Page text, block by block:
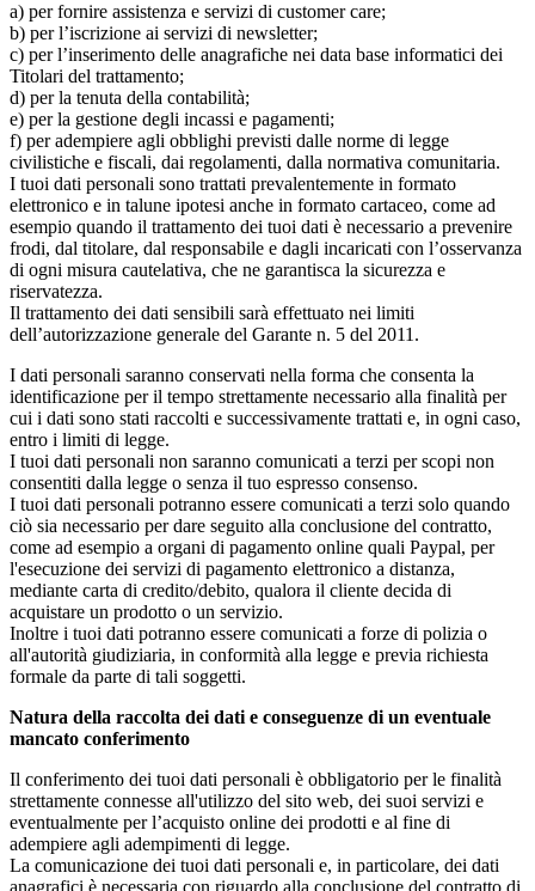
a) per fornire assistenza e servizi di customer care;
b) per l’iscrizione ai servizi di newsletter;
c) per l’inserimento delle anagrafiche nei data base informatici dei
Titolari del trattamento;
d) per la tenuta della contabilità;
e) per la gestione degli incassi e pagamenti;
f) per adempiere agli obblighi previsti dalle norme di legge
civilistiche e fiscali, dai regolamenti, dalla normativa comunitaria.
I tuoi dati personali sono trattati prevalentemente in formato
elettronico e in talune ipotesi anche in formato cartaceo, come ad
esempio quando il trattamento dei tuoi dati è necessario a prevenire
frodi, dal titolare, dal responsabile e dagli incaricati con l’osservanza
di ogni misura cautelativa, che ne garantisca la sicurezza e
riservatezza.
Il trattamento dei dati sensibili sarà effettuato nei limiti
dell’autorizzazione generale del Garante n. 5 del 2011.
I dati personali saranno conservati nella forma che consenta la
identificazione per il tempo strettamente necessario alla finalità per
cui i dati sono stati raccolti e successivamente trattati e, in ogni caso,
entro i limiti di legge.
I tuoi dati personali non saranno comunicati a terzi per scopi non
consentiti dalla legge o senza il tuo espresso consenso.
I tuoi dati personali potranno essere comunicati a terzi solo quando
ciò sia necessario per dare seguito alla conclusione del contratto,
come ad esempio a organi di pagamento online quali Paypal, per
l'esecuzione dei servizi di pagamento elettronico a distanza,
mediante carta di credito/debito, qualora il cliente decida di
acquistare un prodotto o un servizio.
Inoltre i tuoi dati potranno essere comunicati a forze di polizia o
all'autorità giudiziaria, in conformità alla legge e previa richiesta
formale da parte di tali soggetti.
Natura della raccolta dei dati e conseguenze di un eventuale
mancato conferimento
Il conferimento dei tuoi dati personali è obbligatorio per le finalità
strettamente connesse all'utilizzo del sito web, dei suoi servizi e
eventualmente per l’acquisto online dei prodotti e al fine di
adempiere agli adempimenti di legge.
La comunicazione dei tuoi dati personali e, in particolare, dei dati